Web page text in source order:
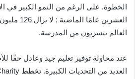
الخطوة. على الرغم من النمو الكبير في
العشرين
العالم يتسربون من المدرسة.
عند محاولة توفير تعليم جيد وعادل حقًا